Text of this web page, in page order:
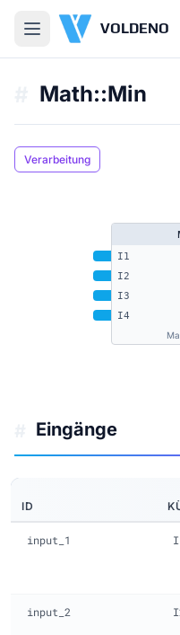
VOLDENO
Math::Min
Verarbeitung
I1
I2
I3
I4
Eingänge
ID
input_1
input_2